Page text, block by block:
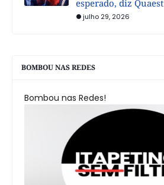
esperado, diz Quaest
julho 29, 2026
BOMBOU NAS REDES
Bombou nas Redes!